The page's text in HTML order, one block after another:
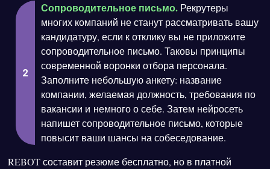
Сопроводительное письмо. Рекрутеры
многих компаний не станут рассматривать вашу
кандидатуру, если к отклику вы не приложите
сопроводительное письмо. Таковы принципы
современной воронки отбора персонала.
Заполните небольшую анкету: название
компании, желаемая должность, требования по
вакансии и немного о себе. Затем нейросеть
напишет сопроводительное письмо, которые
повысит ваши шансы на собеседование.
REBOT составит резюме бесплатно, но в платной